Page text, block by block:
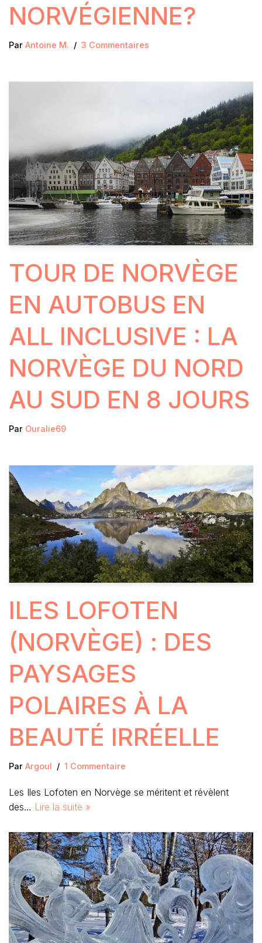
NORVÉGIENNE?
Par Antoine M. 3 Commentaires
TOUR DE NORVÈGE
EN AUTOBUS EN
ALL INCLUSIVE : LA
NORVÈGE DU NORD
AU SUD EN 8 JOURS
Par Ouralie69
ILES LOFOTEN
(NORVÈGE) : DES
PAYSAGES
POLAIRES À LA
BEAUTÉ IRRÉELLE
Par Argoul 1 Commentaire
Les Iles Lofoten en Norvège se méritent et révèlent
des… Lire la suite »